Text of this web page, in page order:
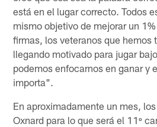
está en el lugar correcto. Todos
mismo objetivo de mejorar un
firmas, los veteranos que hemos
llegando motivado para jugar
podemos enfocarnos en ganar y
importa".
En aproximadamente un mes,
Oxnard para lo que será el 11º